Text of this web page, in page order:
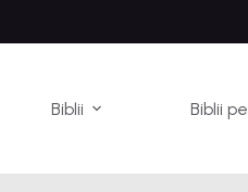
Biblii Biblii